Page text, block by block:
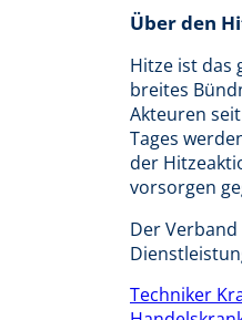
Über den
Hitze ist das
breites
Akteuren
Tages
der
vorsorgen
Der
Techniker